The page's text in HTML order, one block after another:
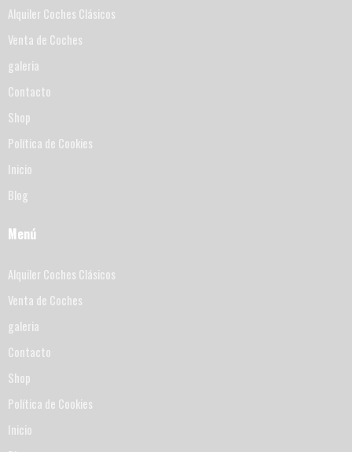
Alquiler Coches Clásicos
Venta de Coches
galeria
Contacto
Shop
Política de Cookies
Inicio
Blog
Menú
Alquiler Coches Clásicos
Venta de Coches
galeria
Contacto
Shop
Política de Cookies
Inicio